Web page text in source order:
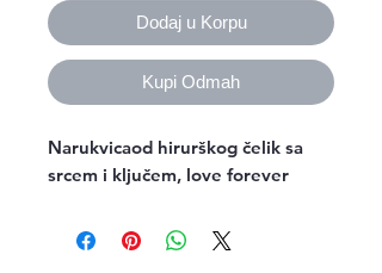
Dodaj u Korpu
Kupi Odmah
Narukvicaod hirurškog čelik sa
srcem i ključem, love forever